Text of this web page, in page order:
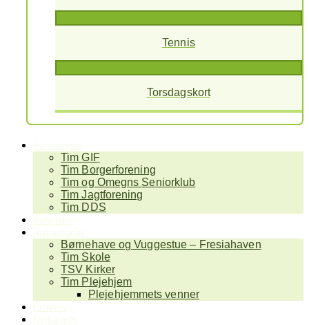
Tennis
Torsdagskort
Tim GIF
Tim Borgerforening
Tim og Omegns Seniorklub
Tim Jagtforening
Tim DDS
Børnehave og Vuggestue – Fresiahaven
Tim Skole
TSV Kirker
Tim Plejehjem
Plejehjemmets venner